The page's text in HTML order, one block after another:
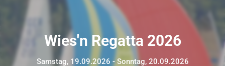
Wies'n Regatta 2026
Samstag, 19.09.2026 - Sonntag, 20.09.2026